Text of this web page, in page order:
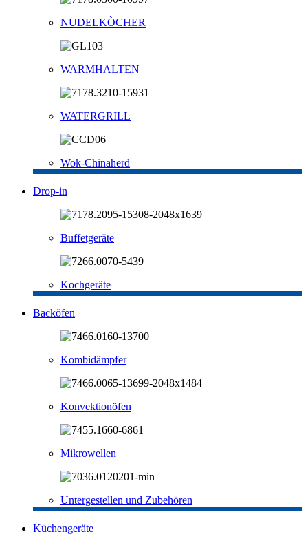
NUDELKÒCHER
WARMHALTEN
WATERGRILL
Wok-Chinaherd
Drop-in
Buffetgeräte
Kochgeräte
Backöfen
Kombidämpfer
Konvektionöfen
Mikrowellen
Untergestellen und Zubehören
Küchengeräte